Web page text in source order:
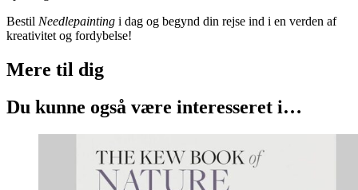
Bestil Needlepainting i dag og begynd din rejse ind i en verden af
kreativitet og fordybelse!
Mere til dig
Du kunne også være interesseret i…